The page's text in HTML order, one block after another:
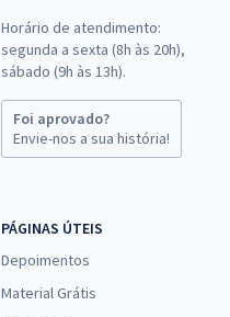
Horário de atendimento:
segunda a sexta (8h às 20h),
sábado (9h às 13h).
Foi aprovado?
Envie-nos a sua história!
PÁGINAS ÚTEIS
Depoimentos
Material Grátis